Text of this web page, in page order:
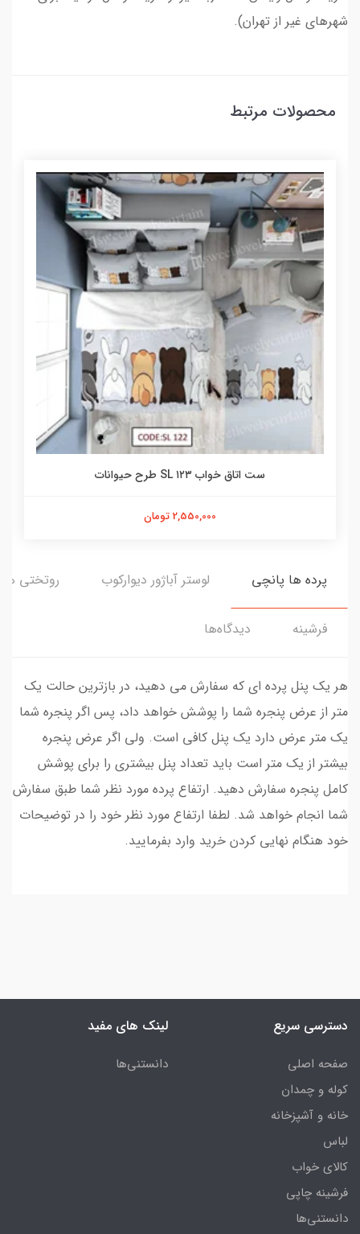
شهرهای غیر از تهران).
محصولات مرتبط
ست اتاق خواب ۱۲۳ SL طرح حیوانات
2,550,000 تومان
پرده ها پانچی لوستر آباژور دیوارکوب روتختی ها
فرشینه دیدگاه‌ها
هر یک پنل پرده ای که سفارش می دهید، در بازترین حالت یک
متر از عرض پنجره شما را پوشش خواهد داد، پس اگر پنجره شما
یک متر عرض دارد یک پنل کافی است. ولی اگر عرض پنجره
بیشتر از یک متر است باید تعداد پنل بیشتری را برای پوشش
کامل پنجره سفارش دهید. ارتفاع پرده مورد نظر شما طبق سفارش
شما انجام خواهد شد. لطفا ارتفاع مورد نظر خود را در توضیحات
خود هنگام نهایی کردن خرید وارد بفرمایید.
دسترسی سریع
صفحه اصلی
کوله و چمدان
خانه و آشپزخانه
لباس
کالای خواب
فرشینه چاپی
دانستنی‌ها
لینک های مفید
دانستنی‌ها